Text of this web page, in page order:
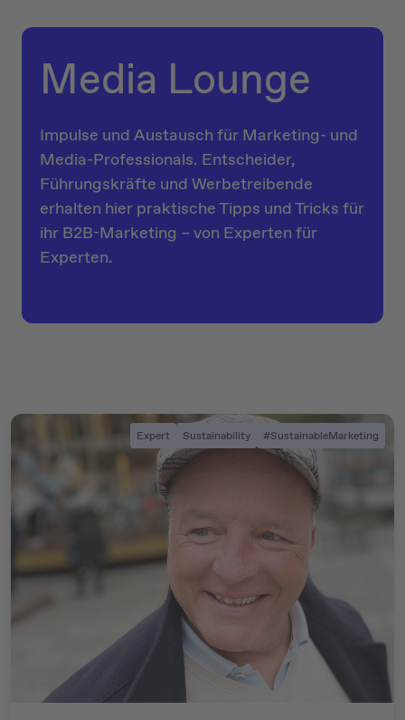
Media Lounge
Impulse und Austausch für Marketing- und
Media-Professionals. Entscheider,
Führungskräfte und Werbetreibende
erhalten hier praktische Tipps und Tricks für
ihr B2B-Marketing – von Experten für
Experten.
Expert Sustainability #SustainableMarketing